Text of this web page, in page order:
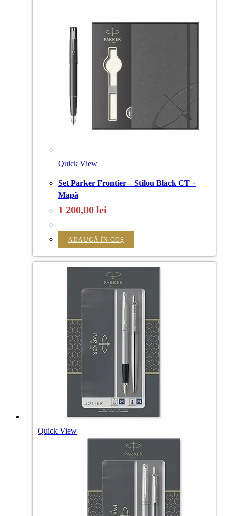
Quick View
Set Parker Frontier – Stilou Black CT +
Mapă
1 200,00 lei
ADAUGĂ ÎN COȘ
Quick View